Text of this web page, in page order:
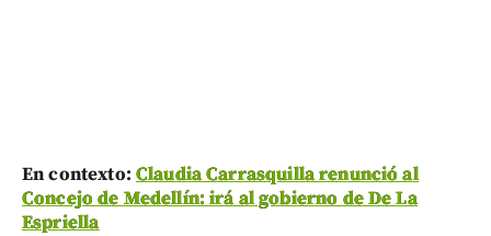
En contexto: Claudia Carrasquilla renunció al
Concejo de Medellín: irá al gobierno de De La
Espriella